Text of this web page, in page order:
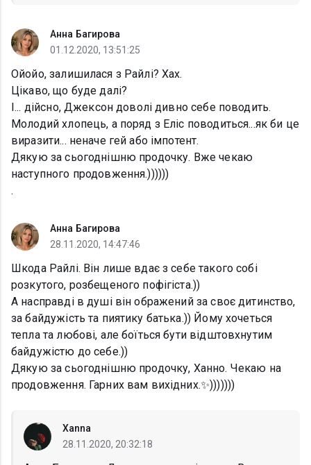
Анна Багирова
01.12.2020, 13:51:25
Ойойо, залишилася з Райлі? Хах.
Цікаво, що буде далі?
І... дійсно, Джексон доволі дивно себе поводить.
Молодий хлопець, а поряд з Еліс поводиться...як би це
виразити... неначе гей або імпотент.
Дякую за сьогоднішню продочку. Вже чекаю
наступного продовження.))))))
.
Анна Багирова
28.11.2020, 14:47:46
Шкода Райлі. Він лише вдає з себе такого собі
розкутого, розбещеного пофігіста.))
А насправді в душі він ображений за своє дитинство,
за байдужість та пиятику батька.)) Йому хочеться
тепла та любові, але боїться бути відштовхнутим
байдужістю до себе.))
Дякую за сьогоднішню продочку, Ханно. Чекаю на
продовження. Гарних вам вихідних.✨)))))))
Xanna
28.11.2020, 20:32:18